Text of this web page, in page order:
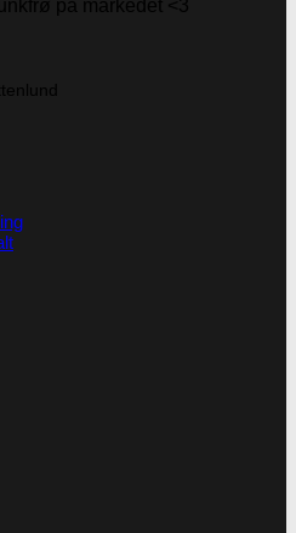
på markedet <3